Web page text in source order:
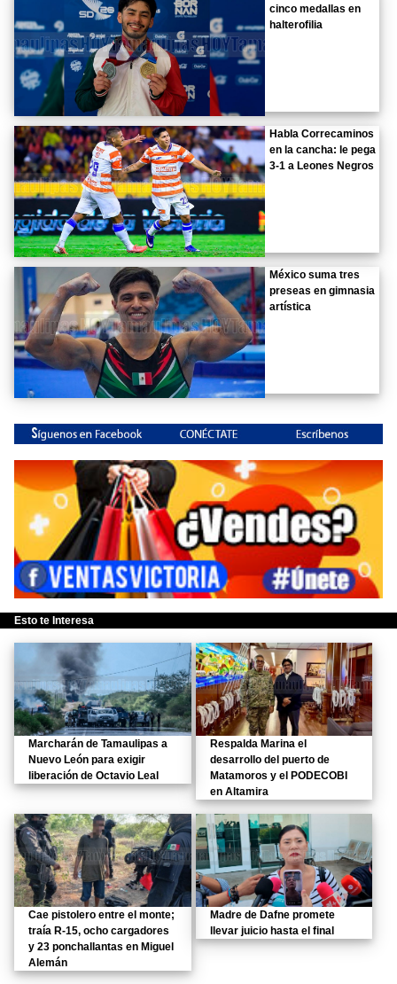
cinco medallas en
halterofilia
Habla Correcaminos
en la cancha: le pega
3-1 a Leones Negros
México suma tres
preseas en gimnasia
artística
Esto te Interesa
Marcharán de Tamaulipas a
Nuevo León para exigir
liberación de Octavio Leal
Respalda Marina el
desarrollo del puerto de
Matamoros y el PODECOBI
en Altamira
Cae pistolero entre el monte;
traía R-15, ocho cargadores
y 23 ponchallantas en Miguel
Alemán
Madre de Dafne promete
llevar juicio hasta el final